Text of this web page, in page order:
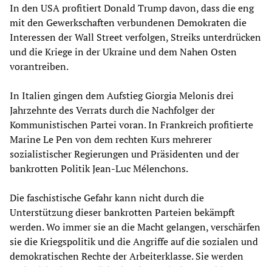
In den USA profitiert Donald Trump davon, dass die eng
mit den Gewerkschaften verbundenen Demokraten die
Interessen der Wall Street verfolgen, Streiks unterdrücken
und die Kriege in der Ukraine und dem Nahen Osten
vorantreiben.
In Italien gingen dem Aufstieg Giorgia Melonis drei
Jahrzehnte des Verrats durch die Nachfolger der
Kommunistischen Partei voran. In Frankreich profitierte
Marine Le Pen von dem rechten Kurs mehrerer
sozialistischer Regierungen und Präsidenten und der
bankrotten Politik Jean-Luc Mélenchons.
Die faschistische Gefahr kann nicht durch die
Unterstützung dieser bankrotten Parteien bekämpft
werden. Wo immer sie an die Macht gelangen, verschärfen
sie die Kriegspolitik und die Angriffe auf die sozialen und
demokratischen Rechte der Arbeiterklasse. Sie werden